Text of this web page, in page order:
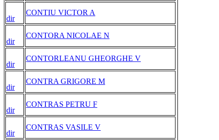
dir
CONTIU VICTOR A
dir
CONTORA NICOLAE N
dir
CONTORLEANU GHEORGHE V
dir
CONTRA GRIGORE M
dir
CONTRAS PETRU F
dir
CONTRAS VASILE V